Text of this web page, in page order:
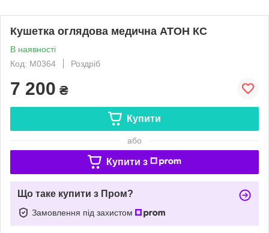
Кушетка оглядова медична АТОН КС
В наявності
Код: M0364
Роздріб
7 200 ₴
Купити
або
Купити з
Що таке купити з Пром?
Замовлення під захистом